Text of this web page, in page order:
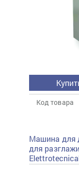
Код товара
Машина для
для